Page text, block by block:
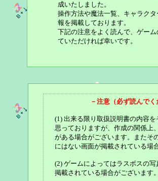
成いたしました。
操作方法や魔法一覧、キャラク
報を掲載しております。
下記の注意をよく読んで、ゲー
ていただければ幸いです。
－注意（必ず読んでく
(1) 出来る限り取扱説明書の内容を
思っておりますが、作成の関係上
がある場合がございます。またそ
にはない画面が掲載されている場
(2) ゲームによってはラスボスの
掲載されている場合がございます。